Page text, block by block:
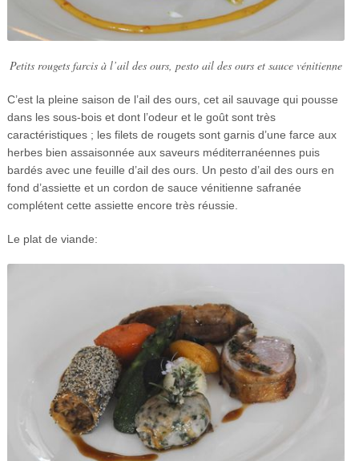
Petits rougets farcis à l’ail des ours, pesto ail des ours et sauce vénitienne
C’est la pleine saison de l’ail des ours, cet ail sauvage qui pousse
dans les sous-bois et dont l’odeur et le goût sont très
caractéristiques ; les filets de rougets sont garnis d’une farce aux
herbes bien assaisonnée aux saveurs méditerranéennes puis
bardés avec une feuille d’ail des ours. Un pesto d’ail des ours en
fond d’assiette et un cordon de sauce vénitienne safranée
complétent cette assiette encore très réussie.
Le plat de viande: